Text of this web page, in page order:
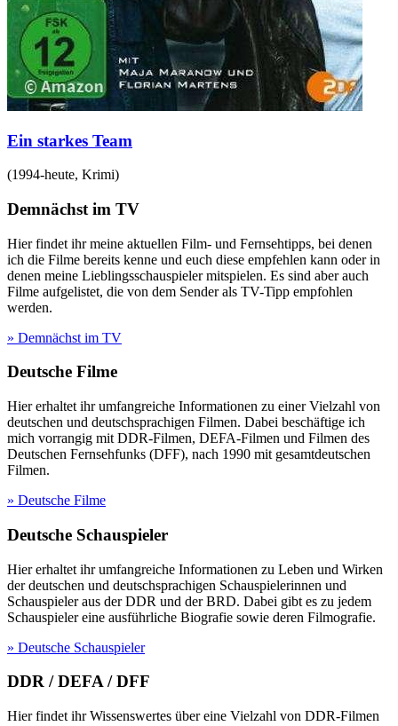
Ein starkes Team
(1994-heute, Krimi)
Demnächst im TV
Hier findet ihr meine aktuellen Film- und Fernsehtipps, bei denen
ich die Filme bereits kenne und euch diese empfehlen kann oder in
denen meine Lieblingsschauspieler mitspielen. Es sind aber auch
Filme aufgelistet, die von dem Sender als TV-Tipp empfohlen
werden.
» Demnächst im TV
Deutsche Filme
Hier erhaltet ihr umfangreiche Informationen zu einer Vielzahl von
deutschen und deutschsprachigen Filmen. Dabei beschäftige ich
mich vorrangig mit DDR-Filmen, DEFA-Filmen und Filmen des
Deutschen Fernsehfunks (DFF), nach 1990 mit gesamtdeutschen
Filmen.
» Deutsche Filme
Deutsche Schauspieler
Hier erhaltet ihr umfangreiche Informationen zu Leben und Wirken
der deutschen und deutschsprachigen Schauspielerinnen und
Schauspieler aus der DDR und der BRD. Dabei gibt es zu jedem
Schauspieler eine ausführliche Biografie sowie deren Filmografie.
» Deutsche Schauspieler
DDR / DEFA / DFF
Hier findet ihr Wissenswertes über eine Vielzahl von DDR-Filmen